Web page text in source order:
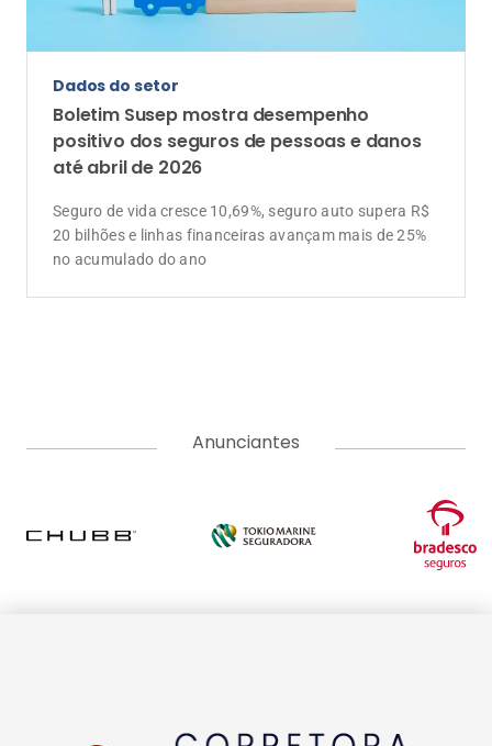
Dados do setor
Boletim Susep mostra desempenho
positivo dos seguros de pessoas e danos
até abril de 2026
Seguro de vida cresce 10,69%, seguro auto supera R$
20 bilhões e linhas financeiras avançam mais de 25%
no acumulado do ano
Anunciantes